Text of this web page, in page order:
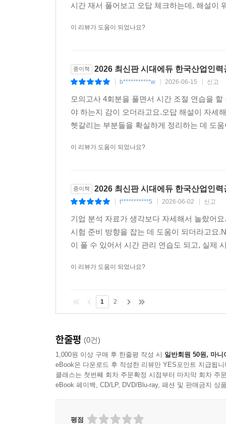
시간 재서 풀어보고 오답 체크하는데, 해설이
이 리뷰가 도움이 되었나요?
종이책 2026 최신판 시대에듀 한국산업인
b***********w 2026-06-15 신고
모의고사 4회분을 풀면서 시간 조절 연습을
야 하는지 감이 오더라고요.오답 해설이 자세
헷갈리는 부분들을 확실하게 정리하는 데 도
이 리뷰가 도움이 되었나요?
종이책 2026 최신판 시대에듀 한국산업인
t***********5 2026-06-02 신고
기업 분석 자료가 생각보다 자세해서 놀랐어
시험 준비 방향을 잡는 데 도움이 되더라고요
이 풀 수 있어서 시간 관리 연습도 되고, 실제
이 리뷰가 도움이 되었나요?
1 2
한줄평 (0건)
1,000원 이상 구매 후 한줄평 작성 시 일반회원 50원, 마니
eBook은 다운로드 후 작성한 리뷰만 YES포인트 지급됩니
클래스는 첫번째 회차 주문확정 시점부터 마지막 회차 주
eBook 페이백, CD/LP, DVD/Blu-ray, 패션 및 판매금지 상
평점